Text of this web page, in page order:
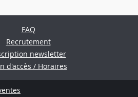
FAQ
Recrutement
newsletter
d'accès / Horaires